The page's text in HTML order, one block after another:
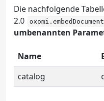
Die nachfolgende
2.0
oxomi.embedDocument
umbenannten
Name
catalog